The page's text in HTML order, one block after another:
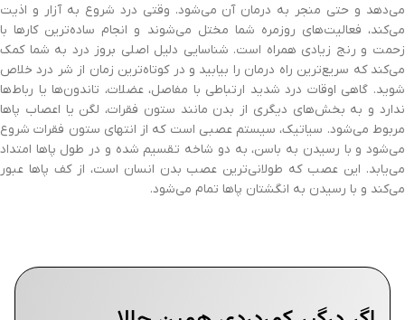
می‌دهد و حتی منجر به درمان آن می‌شود. وقتی درد شروع به آزار و اذیت
می‌کند، فعالیت‌های روزمره شما مختل می‌شوند و انجام ساده‌ترین کارها با
زحمت و رنج زیادی همراه است. شناسایی دلیل اصلی بروز درد به شما کمک
می‌کند که سریع‌ترین راه درمان را بیابید و در کوتاه‌ترین زمان از شر درد خلاص
شوید. گاهی اوقات درد شدید ارتباطی با مفاصل، عضلات، تاندون‌ها یا رباط‌ها
ندارد و به بخش‌های دیگری از بدن مانند ستون فقرات، لگن یا اعصاب پاها
مربوط می‌شود. سیاتیک، سیستم عصبی است که از انتهای ستون فقرات شروع
می‌شود و با رسیدن به باسن، به دو شاخه تقسیم شده و در طول پاها امتداد
می‌یابد. این عصب که طولانی‌ترین عصب بدن انسان است، از کف پاها عبور
می‌کند و با رسیدن به انگشتان پاها تمام می‌شود.